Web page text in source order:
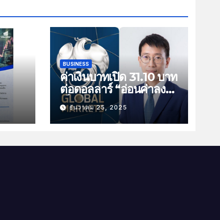
BUSINESS
ค่าเงินบาทเปิด 31.10 บาท
ต่อดอลลาร์ “อ่อนค่าลง
เล็กน้อย”
ธันวาคม 25, 2025